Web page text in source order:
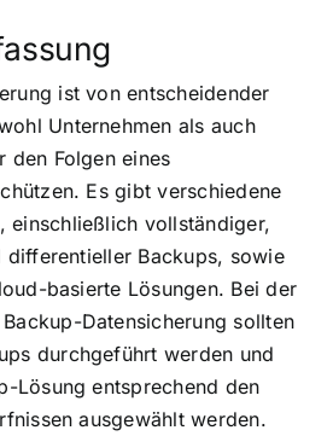
ist von entscheidender
Unternehmen als auch
den Folgen eines
Es gibt verschiedene
einschließlich vollständiger,
differentieller Backups, sowie
basierte Lösungen. Bei der
Datensicherung sollten
durchgeführt werden und
Lösung entsprechend den
ausgewählt werden.